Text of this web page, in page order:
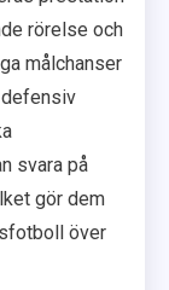
rörelse och
målchanser
svara på
gör dem
över